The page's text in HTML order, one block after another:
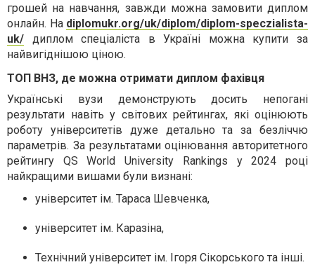
грошей на навчання, завжди можна замовити диплом
онлайн. На diplomukr.org/uk/diplom/diplom-speczialista-
uk/ диплом спеціаліста в Україні можна купити за
найвигіднішою ціною.
ТОП ВНЗ, де можна отримати диплом фахівця
Українські вузи демонструють досить непогані
результати навіть у світових рейтингах, які оцінюють
роботу університетів дуже детально та за безліччю
параметрів. За результатами оцінювання авторитетного
рейтингу QS World University Rankings у 2024 році
найкращими вишами були визнані:
університет ім. Тараса Шевченка,
університет ім. Каразіна,
Технічний університет ім. Ігоря Сікорського та інші.